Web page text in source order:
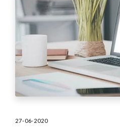
27-06-2020